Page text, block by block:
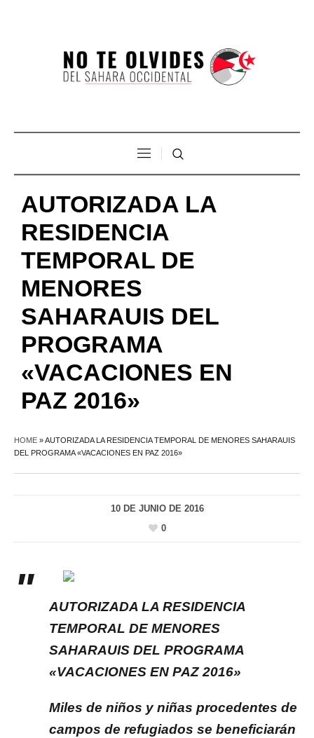
AUTORIZADA LA
RESIDENCIA
TEMPORAL DE
MENORES
SAHARAUIS DEL
PROGRAMA
«VACACIONES EN
PAZ 2016»
HOME »AUTORIZADA LA RESIDENCIA TEMPORAL DE MENORES SAHARAUIS
DEL PROGRAMA «VACACIONES EN PAZ 2016»
10 DE JUNIO DE 2016
0
AUTORIZADA LA RESIDENCIA
TEMPORAL DE MENORES
SAHARAUIS DEL PROGRAMA
«VACACIONES EN PAZ 2016»
Miles de niños y niñas procedentes de
campos de refugiados se beneficiarán